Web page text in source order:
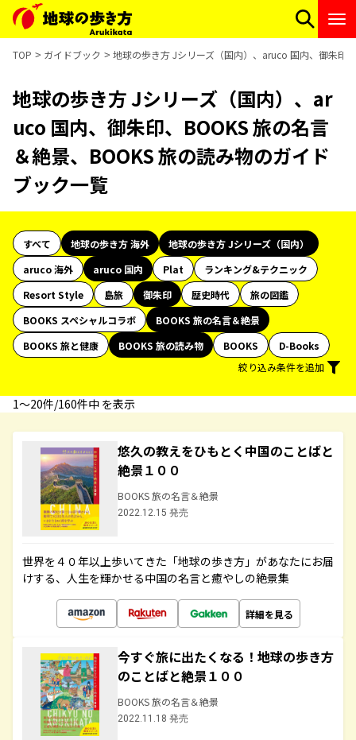
TOP ガイドブック 地球の歩き方 Jシリーズ（国内）、aruco 国内、御朱印
地球の歩き方 Jシリーズ（国内）、ar
uco 国内、御朱印、BOOKS 旅の名言
＆絶景、BOOKS 旅の読み物のガイド
ブック一覧
すべて 地球の歩き方 海外
地球の歩き方 Jシリーズ（国内）
aruco 海外
aruco 国内 Plat
ランキング&テクニック
Resort Style
島旅 御朱印 歴史時代
旅の図鑑
BOOKS スペシャルコラボ
BOOKS 旅の名言＆絶景
BOOKS 旅と健康
BOOKS 旅の読み物 BOOKS
D-Books
絞り込み条件を追加
1〜20件/160件中 を表示
悠久の教えをひもとく中国のことばと
絶景１００
BOOKS 旅の名言＆絶景
2022.12.15 発売
世界を４０年以上歩いてきた「地球の歩き方」があなたにお届
けする、人生を輝かせる中国の名言と癒やしの絶景集
詳細を見る
今すぐ旅に出たくなる！地球の歩き方
のことばと絶景１００
BOOKS 旅の名言＆絶景
2022.11.18 発売